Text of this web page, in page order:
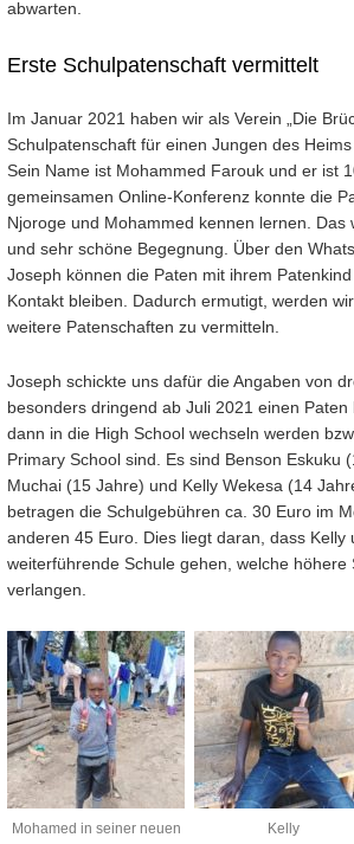
abwarten.
Erste Schulpatenschaft vermittelt
Im Januar 2021 haben wir als Verein „Die
Schulpatenschaft für einen Jungen des
Sein Name ist Mohammed Farouk und er ist
gemeinsamen Online-Konferenz konnte die
Njoroge und Mohammed kennen lernen. Das
und sehr schöne Begegnung. Über den
Joseph können die Paten mit ihrem
Kontakt bleiben. Dadurch ermutigt, werden
weitere Patenschaften zu vermitteln.
Joseph schickte uns dafür die Angaben von
besonders dringend ab Juli 2021 einen
dann in die High School wechseln werden
Primary School sind. Es sind Benson Eskuku
Muchai (15 Jahre) und Kelly Wekesa (14
betragen die Schulgebühren ca. 30 Euro im
anderen 45 Euro. Dies liegt daran, dass Kelly
weiterführende Schule gehen, welche höhere
verlangen.
Mohamed in seiner neuen
Kelly